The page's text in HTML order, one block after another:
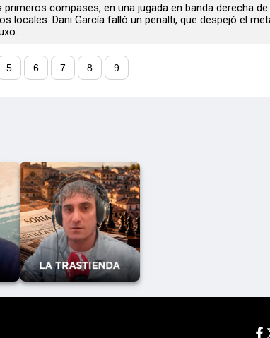
compases, en una jugada en banda derecha
locales. Dani García falló un penalti, que despejó el
...
5 6 7 8 9